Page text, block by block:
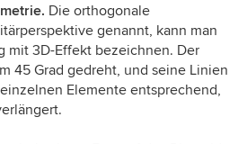
Die orthogonale
genannt, kann man
mit 3D-Effekt bezeichnen. Der
45 Grad gedreht, und seine Linien
Elemente entsprechend,